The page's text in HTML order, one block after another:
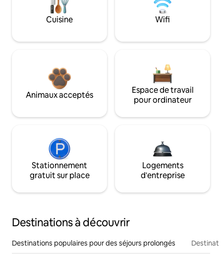
Cuisine Wifi
Animaux acceptés
Espace de travail
pour ordinateur
Stationnement
gratuit sur place
Logements
d'entreprise
Destinations à découvrir
Destinations populaires pour des séjours prolongés